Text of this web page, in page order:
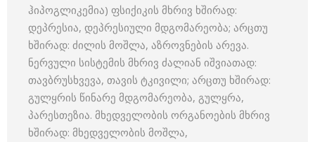
ჰიპოგლიკემია) ფსიქიკის მხრივ ხშირად:
დეპრესია, დეპრესიული მდგომარეობა; არცთუ
ხშირად: ძილის მოშლა, აზროვნების არევა.
ნერვული სისტემის მხრივ ძალიან იშვიათად:
თავბრუსხვევა, თავის ტკივილი; არცთუ ხშირად:
გულყრის წინარე მდგომარეობა, გულყრა,
პარესთეზია. მხედველობის ორგანოების მხრივ
ხშირად: მხედველობის მოშლა,